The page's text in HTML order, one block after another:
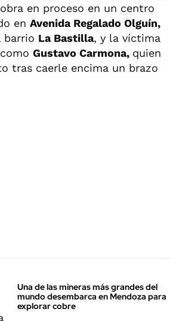
en proceso en un centro
en Avenida Regalado Olguín,
barrio La Bastilla, y la víctima
Gustavo Carmona, quien
tras caerle encima un brazo
Una de las mineras más grandes del
mundo desembarca en Mendoza para
explorar cobre